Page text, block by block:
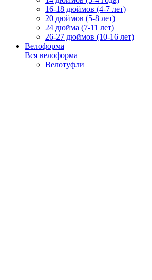
16-18 дюймов (4-7 лет)
20 дюймов (5-8 лет)
24 дюйма (7-11 лет)
26-27 дюймов (10-16 лет)
Велоформа
Вся велоформа
Велотуфли